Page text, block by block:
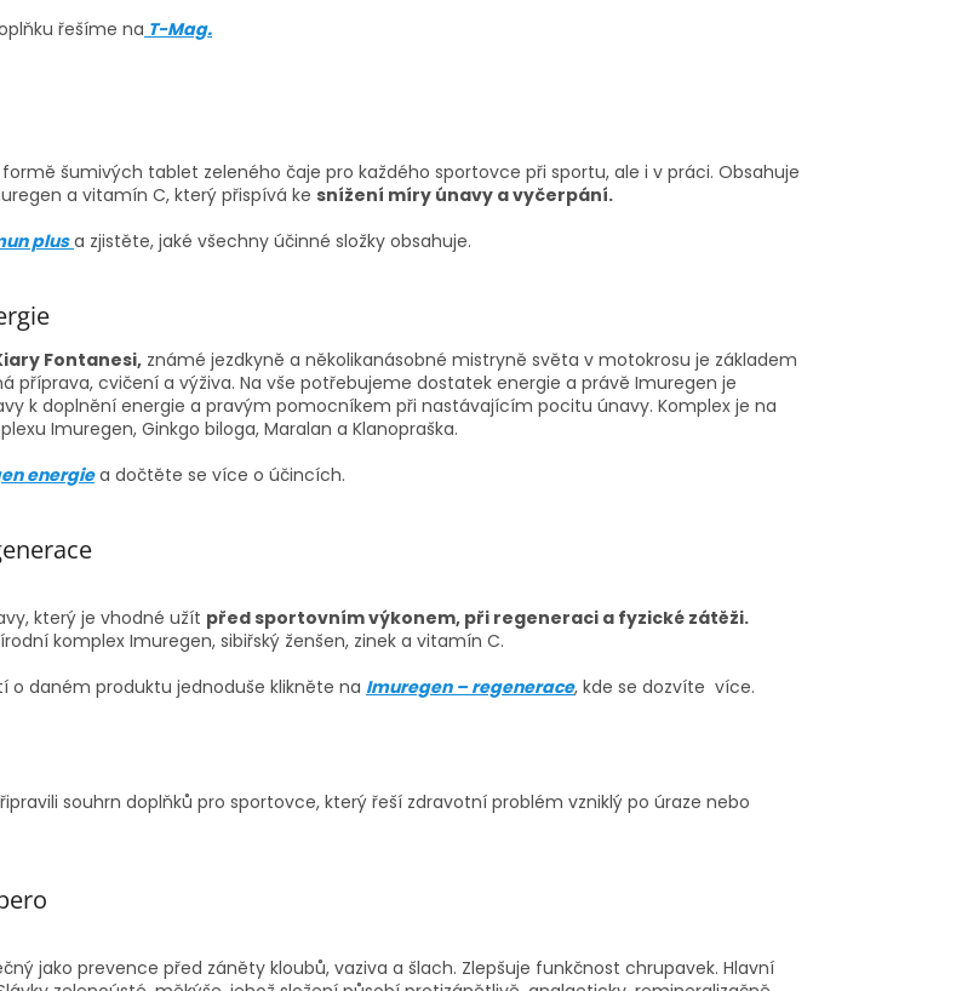
řešíme na T-Mag.
šumivých tablet zeleného čaje pro každého sportovce při sportu, ale i v práci. Obsahuje
a vitamín C, který přispívá ke snížení míry únavy a vyčerpání.
plus a zjistěte, jaké všechny účinné složky obsahuje.
Fontanesi, známé jezdkyně a několikanásobné mistryně světa v motokrosu je základem
příprava, cvičení a výživa. Na vše potřebujeme dostatek energie a právě Imuregen je
k doplnění energie a pravým pomocníkem při nastávajícím pocitu únavy. Komplex je na
Imuregen, Ginkgo biloga, Maralan a Klanopraška.
energiea dočtěte se více o účincích.
který je vhodné užít před sportovním výkonem, při regeneraci a fyzické zátěži.
komplex Imuregen, sibiřský ženšen, zinek a vitamín C.
o daném produktu jednoduše klikněte na Imuregen – regenerace, kde se dozvíte více.
souhrn doplňků pro sportovce, který řeší zdravotní problém vzniklý po úraze nebo
jako prevence před záněty kloubů, vaziva a šlach. Zlepšuje funkčnost chrupavek. Hlavní